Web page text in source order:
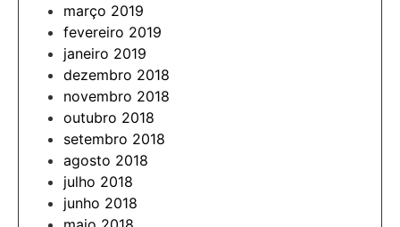
março 2019
fevereiro 2019
janeiro 2019
dezembro 2018
novembro 2018
outubro 2018
setembro 2018
agosto 2018
julho 2018
junho 2018